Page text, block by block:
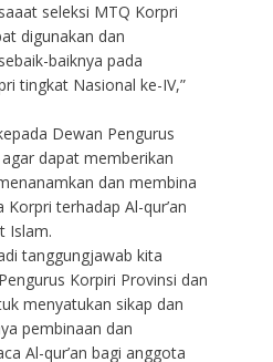
seleksi MTQ Korpri
digunakan dan
baiknya pada
tingkat Nasional ke-IV,”
Dewan Pengurus
dapat memberikan
dan membina
terhadap Al-qur’an
Islam.
tanggungjawab kita
Korpiri Provinsi dan
menyatukan sikap dan
pembinaan dan
Al-qur’an bagi anggota